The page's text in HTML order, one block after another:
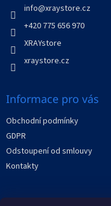
info@xraystore.cz
+420 775 656 970
XRAYstore
xraystore.cz
Informace pro vás
Obchodní podmínky
GDPR
Odstoupení od smlouvy
Kontakty